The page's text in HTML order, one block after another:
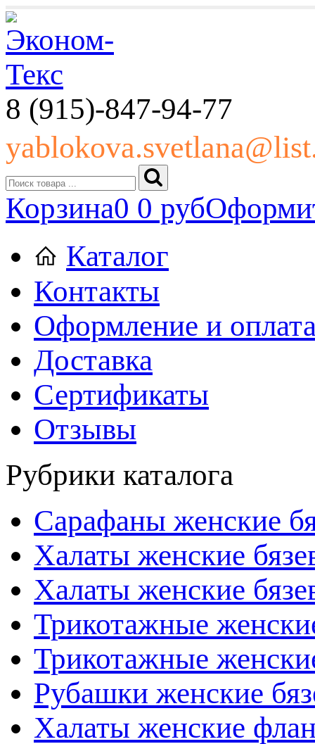
8 (915)-847-94-77
Корзина0 0 руб
Каталог
Контакты
Оформление и оплата
Доставка
Сертификаты
Отзывы
Рубрики каталога
Сарафаны женские
Халаты женские
Халаты женские
Трикотажные
Трикотажные
Рубашки женские
Халаты женские